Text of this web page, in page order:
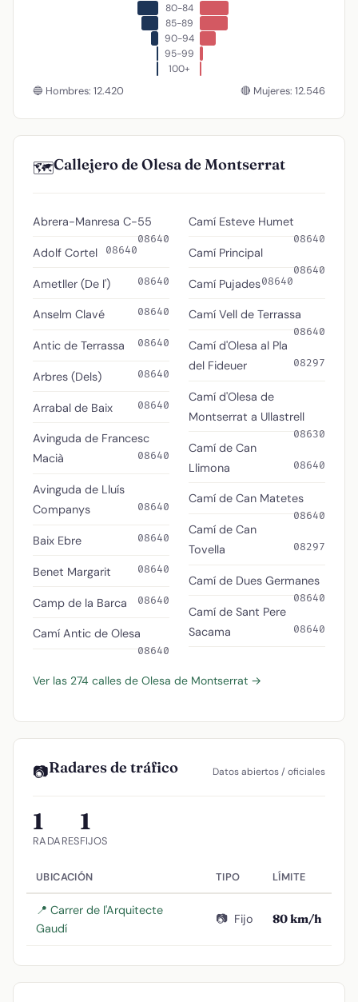
80-84
85-89
90-94
95-99
100+
🔵 Hombres: 12.420 🔴 Mujeres: 12.546
🗺️Callejero de Olesa de Montserrat
Abrera-Manresa C-55
08640
Adolf Cortel 08640
Ametller (De l') 08640
Anselm Clavé 08640
Antic de Terrassa 08640
Arbres (Dels) 08640
Arrabal de Baix 08640
Avinguda de Francesc
Macià
08640
Avinguda de Lluís
Companys
08640
Baix Ebre 08640
Benet Margarit 08640
Camp de la Barca 08640
Camí Antic de Olesa
08640
Camí Esteve Humet
08640
Camí Principal
08640
Camí Pujades08640
Camí Vell de Terrassa
08640
Camí d'Olesa al Pla
del Fideuer
08297
Camí d'Olesa de
Montserrat a Ullastrell
08630
Camí de Can
Llimona
08640
Camí de Can Matetes
08640
Camí de Can
Tovella
08297
Camí de Dues Germanes
08640
Camí de Sant Pere
Sacama
08640
Ver las 274 calles de Olesa de Montserrat →
📷Radares de tráfico Datos abiertos / oficiales
1
RADARES
1
FIJOS
UBICACIÓN TIPO LÍMITE
📍 Carrer de l'Arquitecte
Gaudí
📷 Fijo 80 km/h